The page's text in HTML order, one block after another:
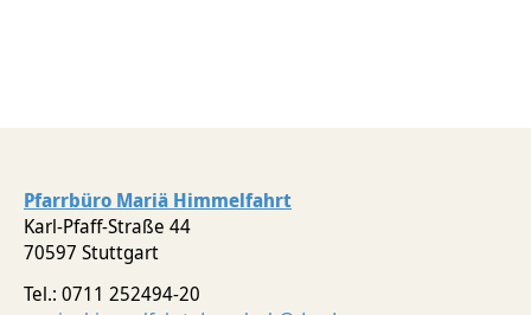
Pfarrbüro Mariä Himmelfahrt
Karl-Pfaff-Straße 44
70597 Stuttgart
Tel.: 0711 252494-20